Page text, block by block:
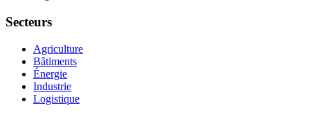
Secteurs
Agriculture
Bâtiments
Énergie
Industrie
Logistique